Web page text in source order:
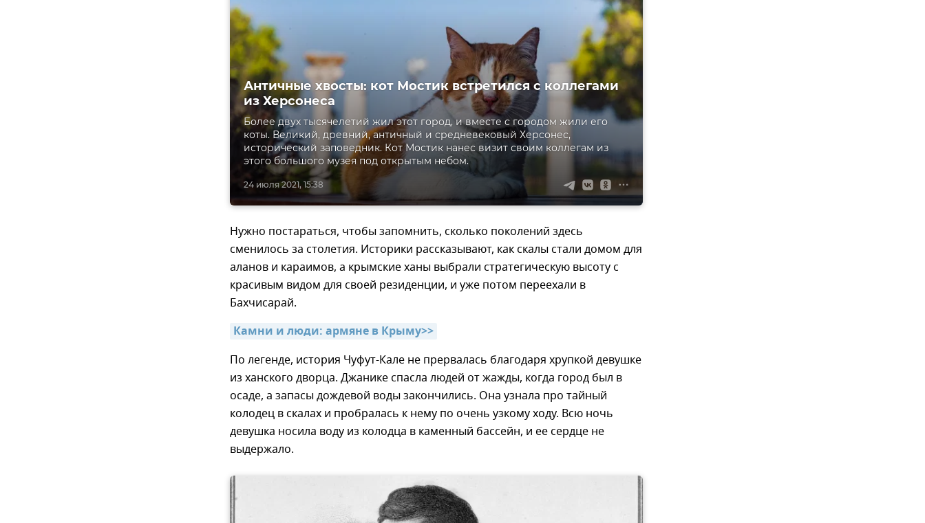
24 июля 2021, 15:38
Античные хвосты: кот Мостик встретился с коллегами
из Херсонеса
Более двух тысячелетий жил этот город, и вместе с городом жили его
коты. Великий, древний, античный и средневековый Херсонес,
исторический заповедник. Кот Мостик нанес визит своим коллегам из
этого большого музея под открытым небом.
Нужно постараться, чтобы запомнить, сколько поколений здесь
сменилось за столетия. Историки рассказывают, как скалы стали домом для
аланов и караимов, а крымские ханы выбрали стратегическую высоту с
красивым видом для своей резиденции, и уже потом переехали в
Бахчисарай.
Камни и люди: армяне в Крыму>>
По легенде, история Чуфут-Кале не прервалась благодаря хрупкой девушке
из ханского дворца. Джанике спасла людей от жажды, когда город был в
осаде, а запасы дождевой воды закончились. Она узнала про тайный
колодец в скалах и пробралась к нему по очень узкому ходу. Всю ночь
девушка носила воду из колодца в каменный бассейн, и ее сердце не
выдержало.